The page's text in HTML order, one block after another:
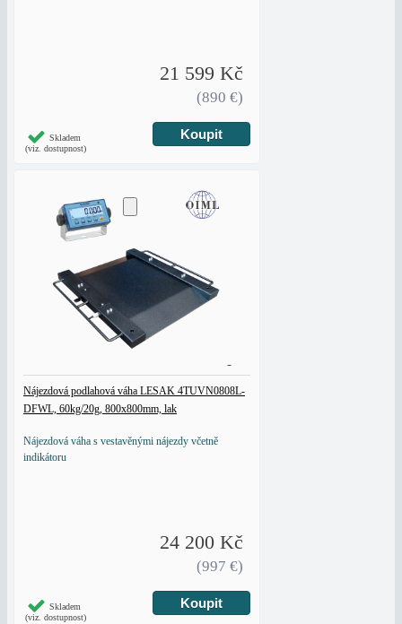
21 599 Kč
(890 €)
Skladem
(viz. dostupnost)
Nájezdová podlahová váha LESAK 4TUVN0808L-
DFWL, 60kg/20g, 800x800mm, lak
Nájezdová váha s vestavěnými nájezdy včetně
indikátoru
24 200 Kč
(997 €)
Skladem
(viz. dostupnost)